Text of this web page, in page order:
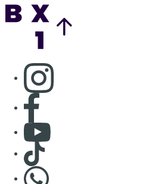
Consulter page Instagram
Consulter page Facebook
Consulter Youtube
Consulter TikTok